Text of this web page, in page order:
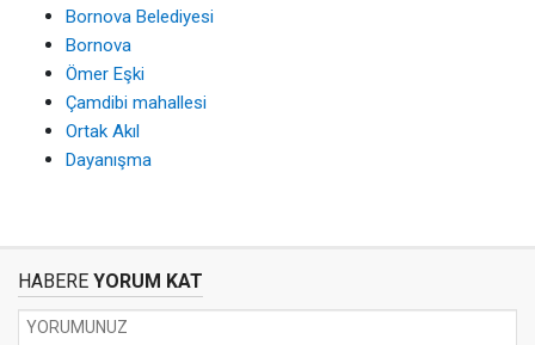
Bornova Belediyesi
Bornova
Ömer Eşki
Çamdibi mahallesi
Ortak Akıl
Dayanışma
HABERE YORUM KAT